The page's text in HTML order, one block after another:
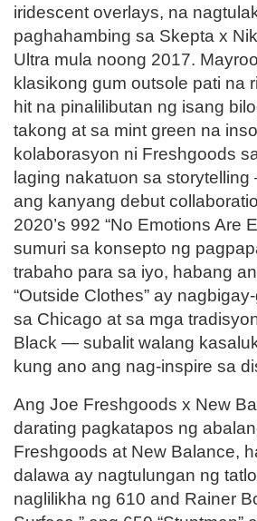
iridescent overlays, na
paghahambing sa Skepta x
Ultra mula noong 2017.
klasikong gum outsole pati na
hit na pinalilibutan ng isang
takong at sa mint green na
kolaborasyon ni Freshgoods
laging nakatuon sa
ang kanyang debut
2020’s 992 “No Emotions Are
sumuri sa konsepto ng
trabaho para sa iyo, habang
“Outside Clothes” ay
sa Chicago at sa mga
Black — subalit walang
kung ano ang nag-inspire sa
Ang Joe Freshgoods x New
darating pagkatapos ng
Freshgoods at New Balance,
dalawa ay nagtulungan ng
naglilikha ng 610 and Rainer